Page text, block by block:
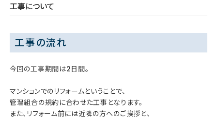
工事について
工事の流れ
今回の工事期間は2日間。
マンションでのリフォームということで、
管理組合の規約に合わせた工事となります。
また、リフォーム前には近隣の方へのご挨拶と、